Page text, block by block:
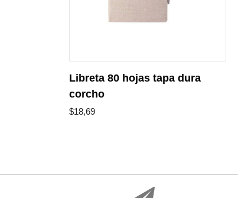
Libreta 80 hojas tapa dura
corcho
$18,69